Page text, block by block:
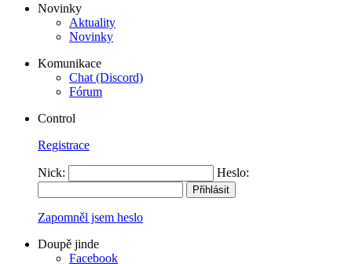
Novinky
Aktuality
Novinky
Komunikace
Chat (Discord)
Fórum
Control
Registrace
Nick: Heslo:
Zapomněl jsem heslo
Doupě jinde
Facebook